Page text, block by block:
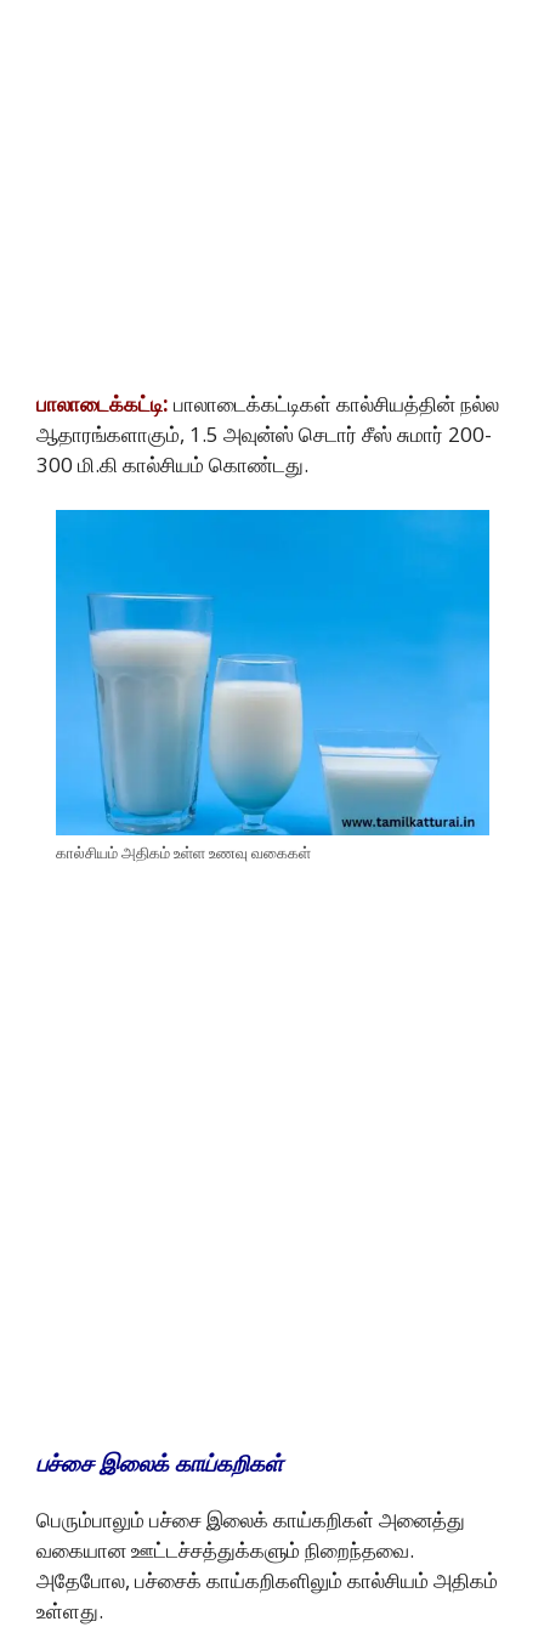
பாலாடைக்கட்டி: பாலாடைக்கட்டிகள் கால்சியத்தின் நல்ல
ஆதாரங்களாகும், 1.5 அவுன்ஸ் செடார் சீஸ் சுமார் 200-
300 மி.கி கால்சியம் கொண்டது.
கால்சியம் அதிகம் உள்ள உணவு வகைகள்
பச்சை இலைக் காய்கறிகள்
பெரும்பாலும் பச்சை இலைக் காய்கறிகள் அனைத்து
வகையான ஊட்டச்சத்துக்களும் நிறைந்தவை.
அதேபோல, பச்சைக் காய்கறிகளிலும் கால்சியம் அதிகம்
உள்ளது.